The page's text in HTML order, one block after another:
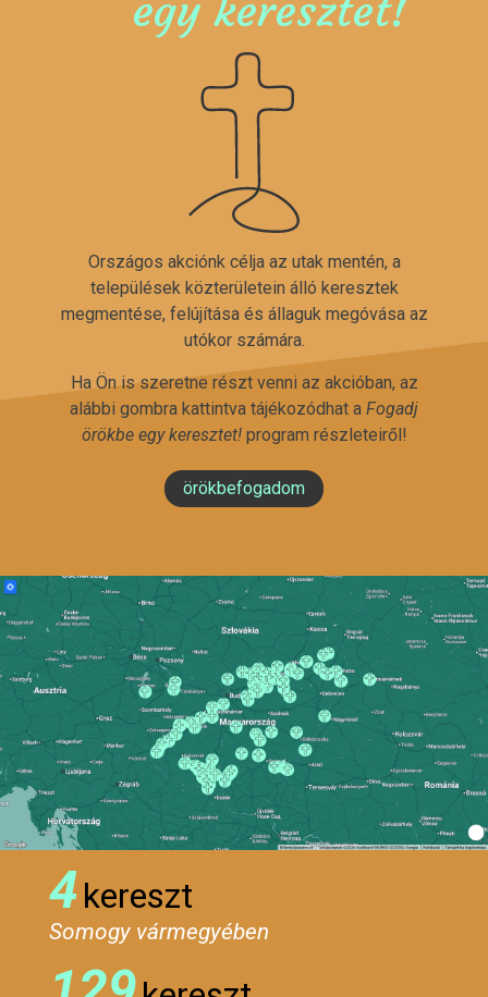
Országos akciónk célja az utak mentén, a
települések közterületein álló keresztek
megmentése, felújítása és állaguk megóvása az
utókor számára.
Ha Ön is szeretne részt venni az akcióban, az
alábbi gombra kattintva tájékozódhat a Fogadj
örökbe egy keresztet!program részleteiről!
örökbefogadom
4kereszt
Somogy vármegyében